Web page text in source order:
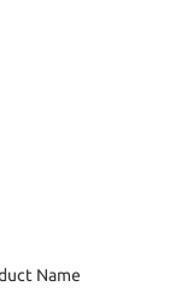
Name